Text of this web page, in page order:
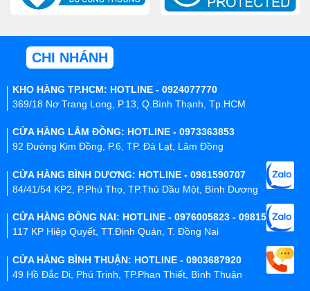
CHI NHÁNH
KHO HÀNG TP.HCM: HOTLINE - 0924077770
369/18 Nơ Trang Long, P.13, Q.Bình Thạnh, Tp.HCM
CỬA HÀNG LÂM ĐỒNG: HOTLINE - 0973363853
92 Đường Kim Đồng, P.6, TP. Đà Lạt, Lâm Đồng
CỬA HÀNG BÌNH DƯƠNG: HOTLINE - 0981590707
84/41/54 KP2, P.Phú Thọ, TP.Thủ Dầu Một, Bình Dương
CỬA HÀNG ĐỒNG NAI: HOTLINE - 0976005823 - 0981590707
117 KP Hiệp Quyết, TT.Định Quán, T. Đồng Nai
CỬA HÀNG BÌNH THUẬN: HOTLINE - 0903687920
49 Hồ Đắc Di, Phú Trinh, TP.Phan Thiết, Bình Thuận